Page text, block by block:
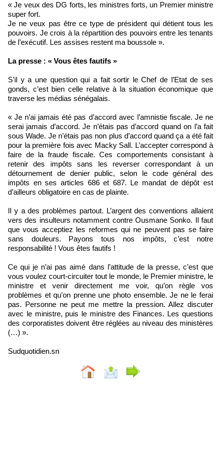
« Je veux des DG forts, les ministres forts, un Premier ministre
super fort.
Je ne veux pas être ce type de président qui détient tous les
pouvoirs. Je crois à la répartition des pouvoirs entre les tenants
de l’exécutif. Les assises restent ma boussole ».
La presse : « Vous êtes fautifs »
S’il y a une question qui a fait sortir le Chef de l’Etat de ses
gonds, c’est bien celle relative à la situation économique que
traverse les médias sénégalais.
« Je n’ai jamais été pas d’accord avec l’amnistie fiscale. Je ne
serai jamais d’accord. Je n’étais pas d’accord quand on l’a fait
sous Wade. Je n’étais pas non plus d’accord quand ça a été fait
pour la première fois avec Macky Sall. L’accepter correspond à
faire de la fraude fiscale. Ces comportements consistant à
retenir des impôts sans les reverser correspondant à un
détournement de denier public, selon le code général des
impôts en ses articles 686 et 687. Le mandat de dépôt est
d’ailleurs obligatoire en cas de plainte.
Il y a des problèmes partout. L’argent des conventions allaient
vers des insulteurs notamment contre Ousmane Sonko. Il faut
que vous acceptiez les reformes qui ne peuvent pas se faire
sans douleurs. Payons tous nos impôts, c’est notre
responsabilité ! Vous êtes fautifs !
Ce qui je n’ai pas aimé dans l’attitude de la presse, c’est que
vous voulez court-circuiter tout le monde, le Premier ministre, le
ministre et venir directement me voir, qu’on règle vos
problèmes et qu’on prenne une photo ensemble. Je ne le ferai
pas. Personne ne peut me mettre la pression. Allez discuter
avec le ministre, puis le ministre des Finances. Les questions
des corporatistes doivent être réglées au niveau des ministères
(…) ».
Sudquotidien.sn